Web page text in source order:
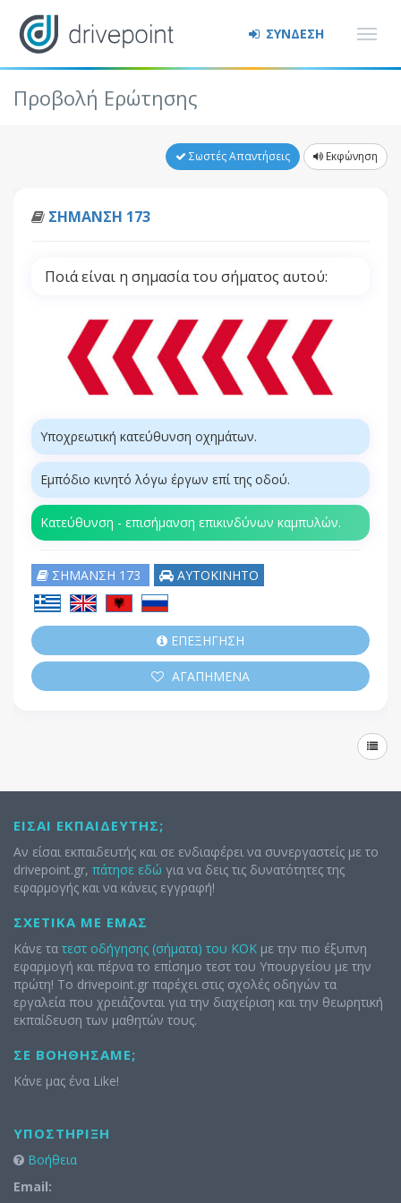
ΣΥΝΔΕΣΗ
Προβολή Ερώτησης
Σωστές Απαντήσεις Εκφώνηση
ΣΗΜΑΝΣΗ 173
Ποιά είναι η σημασία του σήματος αυτού:
Υποχρεωτική κατεύθυνση οχημάτων.
Εμπόδιο κινητό λόγω έργων επί της οδού.
Κατεύθυνση - επισήμανση επικινδύνων καμπυλών.
ΣΗΜΑΝΣΗ 173 ΑΥΤΟΚΙΝΗΤΟ
ΕΠΕΞΗΓΗΣΗ
ΑΓΑΠΗΜΕΝΑ
ΕΊΣΑΙ ΕΚΠΑΙΔΕΥΤΉΣ;
Αν είσαι εκπαιδευτής και σε ενδιαφέρει να συνεργαστείς με το
drivepoint.gr, πάτησε εδώ για να δεις τις δυνατότητες της
εφαρμογής και να κάνεις εγγραφή!
ΣΧΕΤΙΚΆ ΜΕ ΕΜΆΣ
Κάνε τα τεστ οδήγησης (σήματα) του ΚΟΚ με την πιο έξυπνη
εφαρμογή και πέρνα το επίσημο τεστ του Υπουργείου με την
πρώτη! Το drivepoint.gr παρέχει στις σχολές οδηγών τα
εργαλεία που χρειάζονται για την διαχείριση και την θεωρητική
εκπαίδευση των μαθητών τους.
ΣΕ ΒΟΗΘΉΣΑΜΕ;
Κάνε μας ένα Like!
ΥΠΟΣΤΉΡΙΞΗ
Βοήθεια
Email: